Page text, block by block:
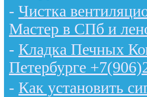
- Чистка
Мастер в СПб и
- Кладка Печных
Петербурге
- Как установить